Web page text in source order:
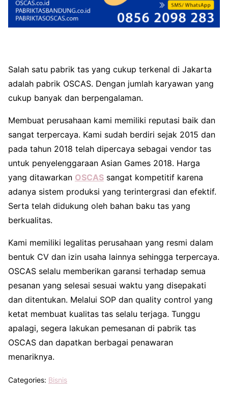
Salah satu pabrik tas yang cukup terkenal di Jakarta
adalah pabrik OSCAS. Dengan jumlah karyawan yang
cukup banyak dan berpengalaman.
Membuat perusahaan kami memiliki reputasi baik dan
sangat terpercaya. Kami sudah berdiri sejak 2015 dan
pada tahun 2018 telah dipercaya sebagai vendor tas
untuk penyelenggaraan Asian Games 2018. Harga
yang ditawarkan OSCAS sangat kompetitif karena
adanya sistem produksi yang terintergrasi dan efektif.
Serta telah didukung oleh bahan baku tas yang
berkualitas.
Kami memiliki legalitas perusahaan yang resmi dalam
bentuk CV dan izin usaha lainnya sehingga terpercaya.
OSCAS selalu memberikan garansi terhadap semua
pesanan yang selesai sesuai waktu yang disepakati
dan ditentukan. Melalui SOP dan quality control yang
ketat membuat kualitas tas selalu terjaga. Tunggu
apalagi, segera lakukan pemesanan di pabrik tas
OSCAS dan dapatkan berbagai penawaran
menariknya.
Categories: Bisnis